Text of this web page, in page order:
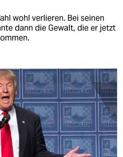
wohl verlieren. Bei seinen
dann die Gewalt, die er jetzt